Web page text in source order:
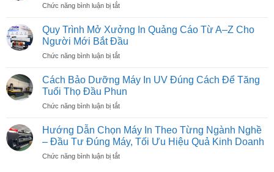
Là
Có
Nên
Đầu
Tư
Chức năng bình luận bị tắtở
Phí
Mở
Xưởng
In
Cần
Bao
Vốn?
Toán
Chi
Cho
Quy Trình Mở Xưởng In Quảng Cáo Từ A–Z Cho
Người Mới Bắt Đầu
Chức năng bình luận bị tắtở
Trình
Xưởng
In
Cáo
Từ
A–
Z
Cách Bảo Dưỡng Máy In UV Đúng Cách Để Tăng
Tuổi Thọ Đầu Phun
Chức năng bình luận bị tắtở
Bảo
Dưỡng
Máy
In
Hướng Dẫn Chọn Máy In Theo Từng Ngành Nghề
– Đầu Tư Đúng Máy, Tối Ưu Hiệu Quả Kinh Doanh
Chức năng bình luận bị tắtở